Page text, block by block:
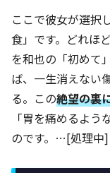
ここで彼女が選択
食」です。どれほ
を和也の「初めて
ば、一生消えない
る。この絶望の裏
「胃を痛めるよ
のです。…[処理